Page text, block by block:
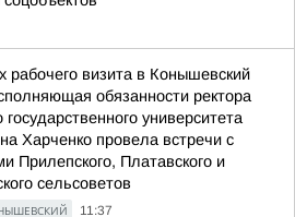
рабочего визита в Конышевский
обязанности ректора
государственного университета
Харченко провела встречи с
Прилепского, Платавского и
сельсоветов
11:37